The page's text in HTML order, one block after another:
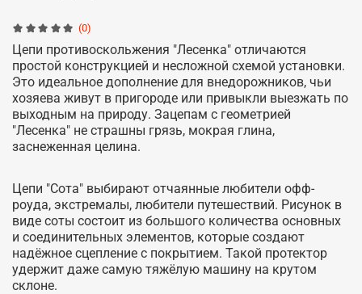
(0)
Цепи противоскольжения "Лесенка" отличаются
простой конструкцией и несложной схемой установки.
Это идеальное дополнение для внедорожников, чьи
хозяева живут в пригороде или привыкли выезжать по
выходным на природу. Зацепам с геометрией
"Лесенка" не страшны грязь, мокрая глина,
заснеженная целина.
Цепи "Сота" выбирают отчаянные любители офф-
роуда, экстремалы, любители путешествий. Рисунок в
виде соты состоит из большого количества основных
и соединительных элементов, которые создают
надёжное сцепление с покрытием. Такой протектор
удержит даже самую тяжёлую машину на крутом
склоне.